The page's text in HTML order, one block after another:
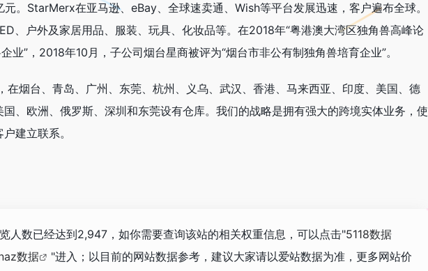
。StarMerx在亚马逊、eBay、全球速卖通、Wish等平台发展迅速，客户遍布全球。
、户外及家居用品、服装、玩具、化妆品等。在2018年“粤港澳大湾区独角兽高峰论
业”，2018年10月，子公司烟台星商被评为“烟台市非公有制独角兽培育企业”。
在烟台、青岛、广州、东莞、杭州、义乌、武汉、香港、马来西亚、印度、美国、德
、欧洲、俄罗斯、深圳和东莞设有仓库。我们的战略是拥有强大的跨境实体业务，使
建立联系。
人数已经达到2,947，如你需要查询该站的相关权重信息，可以点击"5118数据
数据
"进入；以目前的网站数据参考，建议大家请以爱站数据为准，更多网站价